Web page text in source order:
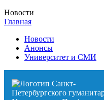
Новости
Главная
Новости
Анонсы
Университет и СМИ